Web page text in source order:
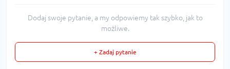
Dodaj swoje pytanie, a my odpowiemy tak szybko, jak to
możliwe.
+ Zadaj pytanie